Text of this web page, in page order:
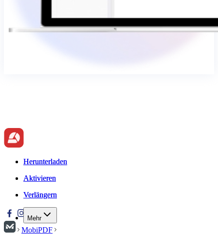
Herunterladen
Aktivieren
Verlängern
Mehr
Herunterladen
Aktivieren
Verlängern
MobiPDF